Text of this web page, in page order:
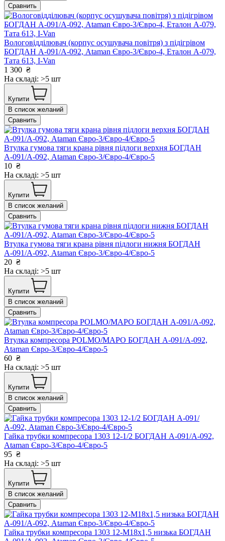
Сравнить
Вологовідділювач (корпус осушувача повітря) з підігрівом
БОГДАН А-091/А-092, Ataman Євро-3/Євро-4, Еталон А-079,
Тата 613, I-Van
1 300 ₴
На складі: >5 шт
Купити
В список желаний
Сравнить
Втулка гумова тяги крана рівня підлоги верхня БОГДАН
А-091/А-092, Ataman Євро-3/Євро-4/Євро-5
10 ₴
На складі: >5 шт
Купити
В список желаний
Сравнить
Втулка гумова тяги крана рівня підлоги нижня БОГДАН
А-091/А-092, Ataman Євро-3/Євро-4/Євро-5
20 ₴
На складі: >5 шт
Купити
В список желаний
Сравнить
Втулка компресора РOLMO/MAPO БОГДАН А-091/А-092,
Ataman Євро-3/Євро-4/Євро-5
60 ₴
На складі: >5 шт
Купити
В список желаний
Сравнить
Гайка трубки компресора 1303 12-1/2 БОГДАН А-091/А-092,
Ataman Євро-3/Євро-4/Євро-5
95 ₴
На складі: >5 шт
Купити
В список желаний
Сравнить
Гайка трубки компресора 1303 12-М18х1,5 низька БОГДАН